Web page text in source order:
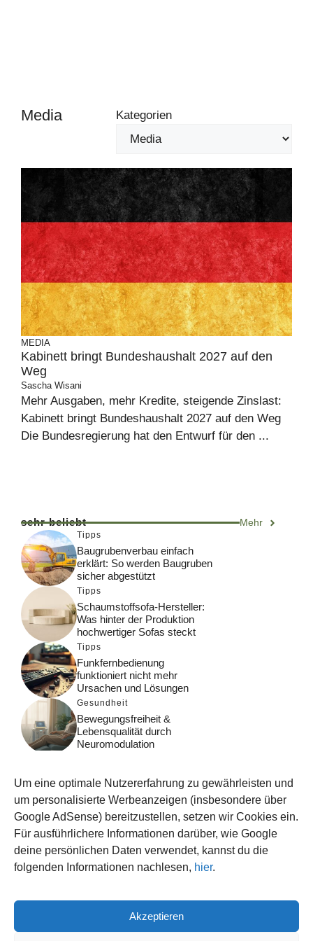
Um eine optimale Nutzererfahrung zu gewährleisten und
um personalisierte Werbeanzeigen (insbesondere über
Google AdSense) bereitzustellen, setzen wir Cookies ein.
Für ausführlichere Informationen darüber, wie Google
deine persönlichen Daten verwendet, kannst du die
folgenden Informationen nachlesen, hier.
Akzeptieren
Media Kategorien
MEDIA
Kabinett bringt Bundeshaushalt 2027 auf den
Weg
Sascha Wisani
Mehr Ausgaben, mehr Kredite, steigende Zinslast:
Kabinett bringt Bundeshaushalt 2027 auf den Weg
Die Bundesregierung hat den Entwurf für den ...
sehr beliebt Mehr
Tipps
Baugrubenverbau einfach
erklärt: So werden Baugruben
sicher abgestützt
Tipps
Schaumstoffsofa-Hersteller:
Was hinter der Produktion
hochwertiger Sofas steckt
Tipps
Funkfernbedienung
funktioniert nicht mehr
Ursachen und Lösungen
Gesundheit
Bewegungsfreiheit &
Lebensqualität durch
Neuromodulation
Gemüse im eigenen Garten
richtig planen
Wohnen
Wohntrends für moderne
Häuser: Stilvoll und
zeitgemäß
© 2026 WISSEN123.DE
IMPRESSUM